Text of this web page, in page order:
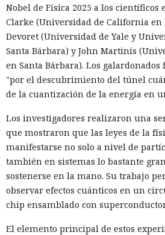
Nobel de Física 2025 a los científicos
Clarke (Universidad de California en
Devoret (Universidad de Yale y
Santa Bárbara) y John Martinis
en Santa Bárbara). Los
"por el descubrimiento del túnel
de la cuantización de la energía en
Los investigadores realizaron una
que mostraron que las leyes de la
manifestarse no solo a nivel de
también en sistemas lo bastante
sostenerse en la mano. Su trabajo
observar efectos cuánticos en un
chip ensamblado con
El elemento principal de estos